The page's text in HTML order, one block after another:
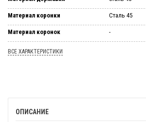
Материал коронки Сталь 45
Материал коронок -
ВСЕ ХАРАКТЕРИСТИКИ
ОПИСАНИЕ